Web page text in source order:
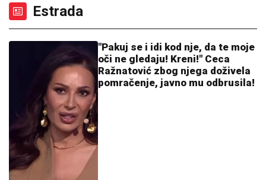
"BAKA STANA... ŽIVI U SELENDRI"
Maja Marinković BRUTALNO, šokirala
tvrdnjama o Staniji: "Nije bilo Takija i
Eminu Jahović je jedna trauma
OBELEŽILA ZA CEO ŽIVOT, ovo malo
ko zna: "Pao mi je na ruke, bilo mi je
strašno teško"